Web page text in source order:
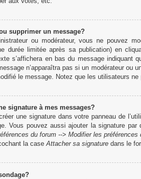
supprimer un message?
ou modérateur, vous ne pouvez
durée limitée après sa publication) en
s’affichera en bas du message indiquant
n’apparaîtra pas si un modérateur
le message. Notez que les utilisateurs
signature à mes messages?
une signature dans votre panneau de
Vous pouvez aussi ajouter la signature
du forum --> Modifier les préférences
la caseAttacher sa signaturedans le